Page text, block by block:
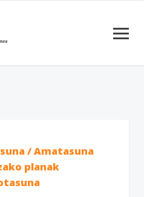
/ Amatasuna
planak